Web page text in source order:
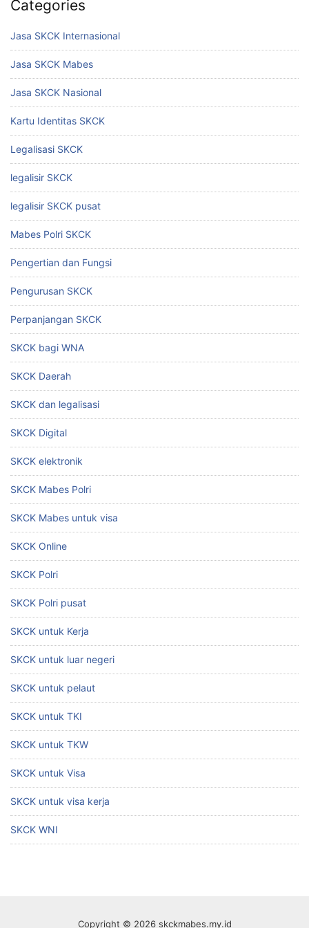
Categories
Jasa SKCK Internasional
Jasa SKCK Mabes
Jasa SKCK Nasional
Kartu Identitas SKCK
Legalisasi SKCK
legalisir SKCK
legalisir SKCK pusat
Mabes Polri SKCK
Pengertian dan Fungsi
Pengurusan SKCK
Perpanjangan SKCK
SKCK bagi WNA
SKCK Daerah
SKCK dan legalisasi
SKCK Digital
SKCK elektronik
SKCK Mabes Polri
SKCK Mabes untuk visa
SKCK Online
SKCK Polri
SKCK Polri pusat
SKCK untuk Kerja
SKCK untuk luar negeri
SKCK untuk pelaut
SKCK untuk TKI
SKCK untuk TKW
SKCK untuk Visa
SKCK untuk visa kerja
SKCK WNI
Copyright © 2026 skckmabes.my.id